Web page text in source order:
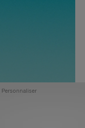
Personnaliser